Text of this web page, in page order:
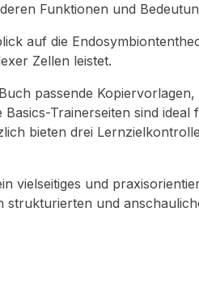
Funktionen und
auf die
Zellen leistet.
passende
Trainerseiten sind ideal
bieten drei
vielseitiges und
und